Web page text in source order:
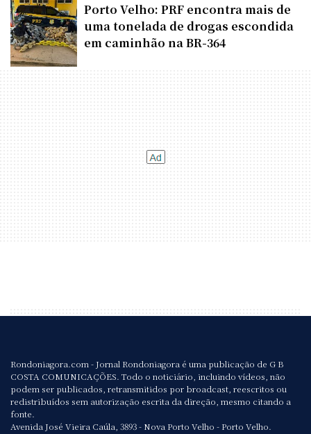
Porto Velho: PRF encontra mais de
uma tonelada de drogas escondida
em caminhão na BR-364
Rondoniagora.com - Jornal Rondoniagora é uma publicação de G B
COSTA COMUNICAÇÕES. Todo o noticiário, incluindo vídeos, não
podem ser publicados, retransmitidos por broadcast, reescritos ou
redistribuídos sem autorização escrita da direção, mesmo citando a
fonte.
Avenida José Vieira Caúla, 3893 - Nova Porto Velho - Porto Velho.